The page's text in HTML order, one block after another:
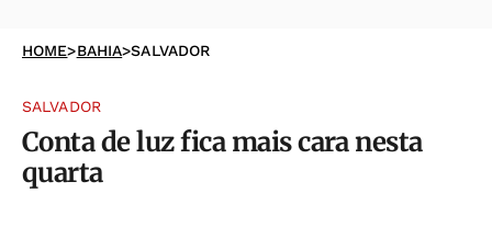
HOME>BAHIA>SALVADOR
SALVADOR
Conta de luz fica mais cara nesta
quarta